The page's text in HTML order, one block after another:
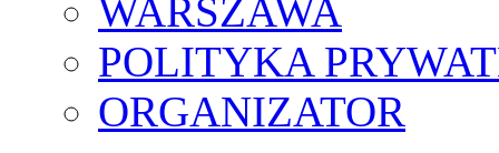
WARSZAWA
POLITYKA
ORGANIZATOR